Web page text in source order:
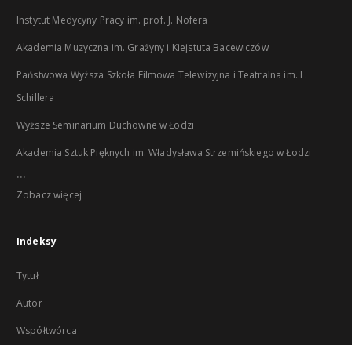
Instytut Medycyny Pracy im. prof. J. Nofera
Akademia Muzyczna im. Grażyny i Kiejstuta Bacewiczów
Państwowa Wyższa Szkoła Filmowa Telewizyjna i Teatralna im. L.
Schillera
Wyższe Seminarium Duchowne w Łodzi
Akademia Sztuk Pięknych im. Władysława Strzemińskiego w Łodzi
...
Zobacz więcej
Indeksy
Tytuł
Autor
Współtwórca